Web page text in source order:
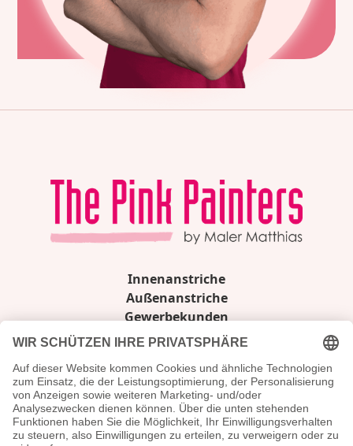
Innenanstriche
Außenanstriche
Gewerbekunden
Über uns
Kontakt
Folge uns
Facebook Instagram